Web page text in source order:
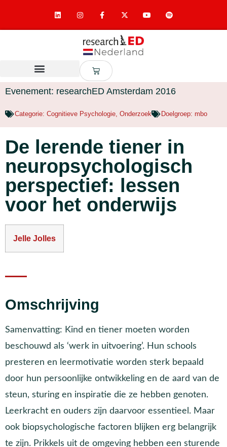
Evenement: researchED Amsterdam 2016
Categorie: Cognitieve Psychologie Onderzoek Doelgroep: mbo
De lerende tiener in
neuropsychologisch
perspectief: lessen
voor het onderwijs
Jelle Jolles
Omschrijving
Samenvatting: Kind en tiener moeten worden
beschouwd als ‘werk in uitvoering’. Hun schools
presteren en leermotivatie worden sterk bepaald
door hun persoonlijke ontwikkeling en de aard van de
steun, sturing en inspiratie die ze hebben genoten.
Leerkracht en ouders zijn daarvoor essentieel. Maar
ook biopsychologische factoren blijken erg belangrijk
te zijn. Prikkels uit de omgeving hebben een sturende